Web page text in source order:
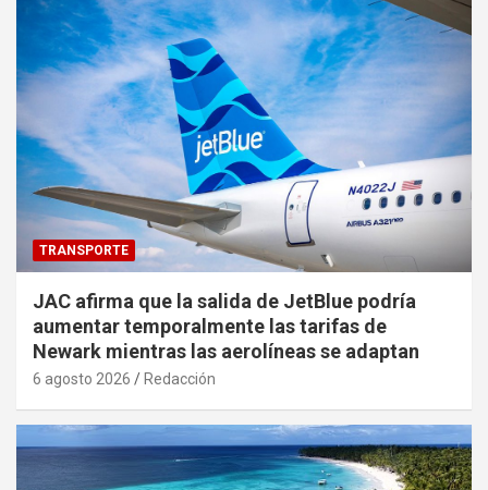
TRANSPORTE
JAC afirma que la salida de JetBlue podría
aumentar temporalmente las tarifas de
Newark mientras las aerolíneas se adaptan
6 agosto 2026 Redacción